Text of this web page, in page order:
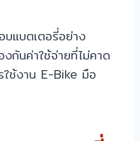
บแบตเตอรี่อย่าง
กันค่าใช้จ่ายที่ไม่คาด
ใช้งาน E-Bike มือ